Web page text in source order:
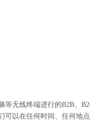
无线终端进行的B2B、
可以在任何时间、任何地